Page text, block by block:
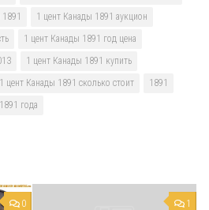
1 цент Канады 1891 аукцион
1 цент Канады 1891 год цена
1 цент Канады 1891 купить
1 цент Канады 1891 сколько стоит
1891
года
0 1